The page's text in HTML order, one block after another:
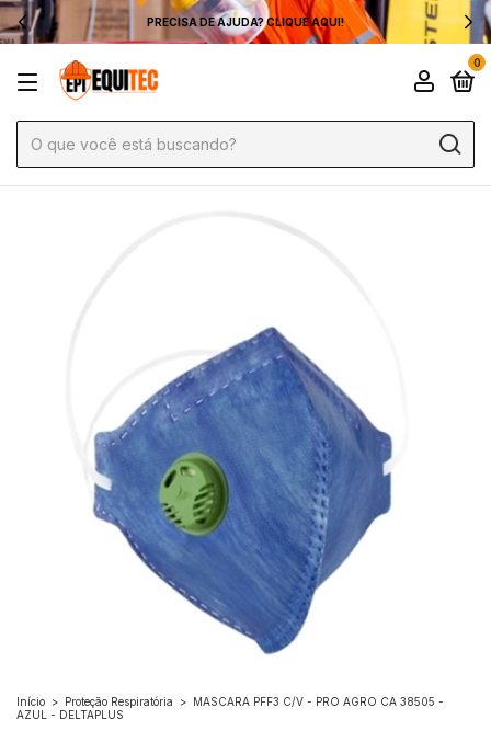
PRECISA DE AJUDA? CLIQUE AQUI!
0
Início > Proteção Respiratória > MASCARA PFF3 C/V - PRO AGRO CA 38505 -
AZUL - DELTAPLUS